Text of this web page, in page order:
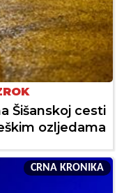
Šišanskoj cesti
ozljedama
CRNA KRONIKA